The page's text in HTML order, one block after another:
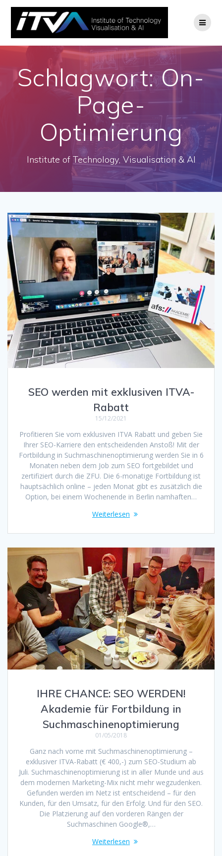
Zum
Inhalt
springen
Schlagwort:On-
Page-
Optimierung
Institute of Technology, Visualisation & AI
SEO werden mit exklusiven ITVA-
Rabatt
15/12/2021
Profitieren Sie vom exklusiven ITVA Rabatt und geben Sie
Ihrer SEO-Karriere den entscheidenden Anstoß! Mit der
Fortbildung in Suchmaschinenoptimierung werden Sie in 6
Monaten neben dem Job zum SEO fortgebildet und
zertifiziert durch die ZFU. Die 6-monatige Fortbildung ist
hauptsächlich online – jeden Monat gibt es zusätzlich die
Option, bei einem Wochenende in Berlin namhaften…
Weiterlesen
IHRE CHANCE: SEO WERDEN!
Akademie für Fortbildung in
Suchmaschinenoptimierung
01/05/2018
Ganz nach vorne mit Suchmaschinenoptimierung –
exklusiver ITVA-Rabatt (€ 400,-) zum SEO-Studium ab
Juli. Suchmaschinenoptimierung ist in aller Munde und aus
dem modernen Marketing-Mix nicht mehr wegzudenken.
Gefunden werden im Netz ist entscheidend – für den
Kunden, für den Umsatz, für den Erfolg. Und für den SEO.
Die Platzierung auf den vorderen Rängen der
Suchmaschinen Google®,…
Weiterlesen